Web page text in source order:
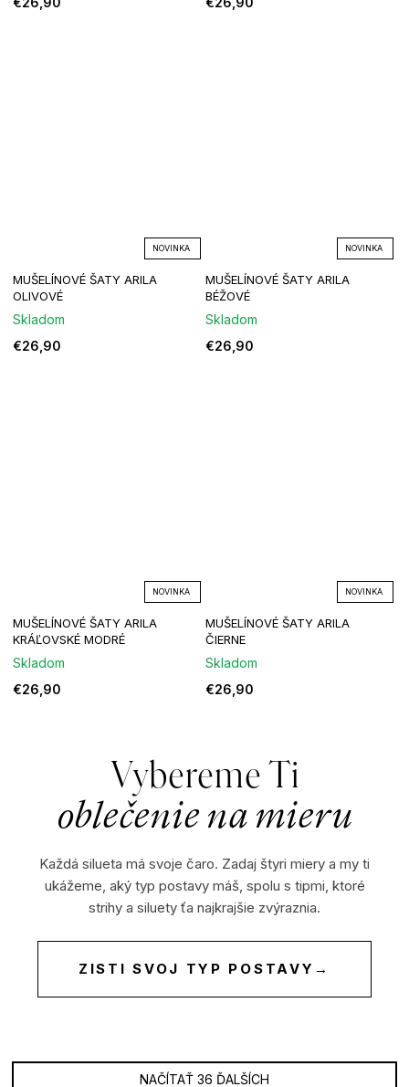
NOVINKA
MUŠELÍNOVÉ ŠATY ARILA
OLIVOVÉ
Skladom
€26,90
NOVINKA
MUŠELÍNOVÉ ŠATY ARILA
BÉŽOVÉ
Skladom
€26,90
NOVINKA
MUŠELÍNOVÉ ŠATY ARILA
KRÁĽOVSKÉ MODRÉ
Skladom
€26,90
NOVINKA
MUŠELÍNOVÉ ŠATY ARILA
ČIERNE
Skladom
€26,90
Vybereme Ti
oblečenie na mieru
Každá silueta má svoje čaro. Zadaj štyri miery a my ti
ukážeme, aký typ postavy máš, spolu s tipmi, ktoré
strihy a siluety ťa najkrajšie zvýraznia.
ZISTI SVOJ TYP POSTAVY →
NAČÍTAŤ 36 ĎALŠÍCH